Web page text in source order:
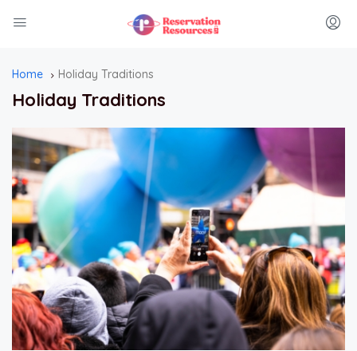
Home Holiday Traditions
Holiday Traditions